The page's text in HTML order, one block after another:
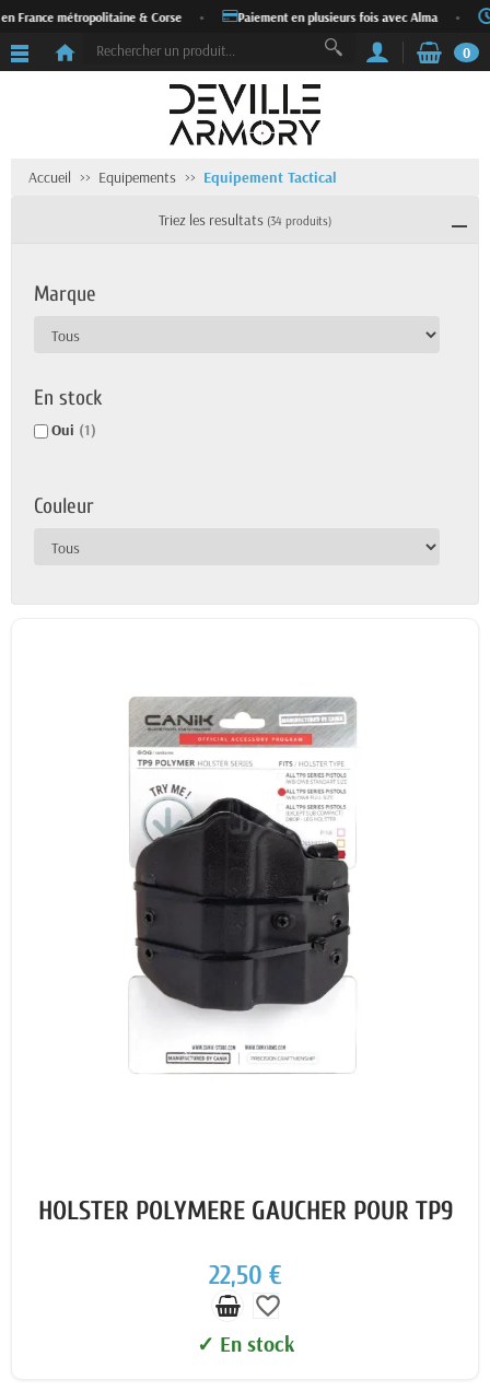
métropolitaine & Corse • Paiement en plusieurs fois avec Alma •
0
Accueil Equipements Equipement Tactical
Triez les resultats (34 produits)
Marque
En stock
Oui (1)
Couleur
HOLSTER POLYMERE GAUCHER POUR TP9
22,50 €
favorite_border
✓ En stock